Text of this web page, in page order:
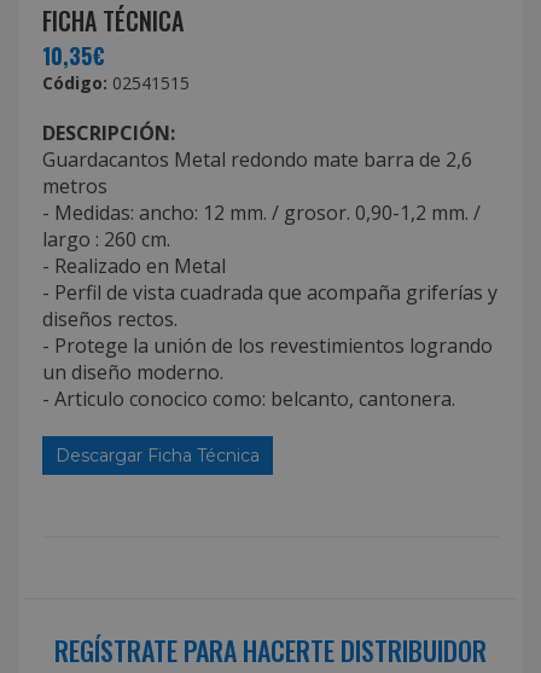
FICHA TÉCNICA
10,35€
Código: 02541515
DESCRIPCIÓN:
Guardacantos Metal redondo mate barra de 2,6
metros
- Medidas: ancho: 12 mm. / grosor. 0,90-1,2 mm. /
largo : 260 cm.
- Realizado en Metal
- Perfil de vista cuadrada que acompaña griferías y
diseños rectos.
- Protege la unión de los revestimientos logrando
un diseño moderno.
- Articulo conocico como: belcanto, cantonera.
Descargar Ficha Técnica
REGÍSTRATE PARA HACERTE DISTRIBUIDOR